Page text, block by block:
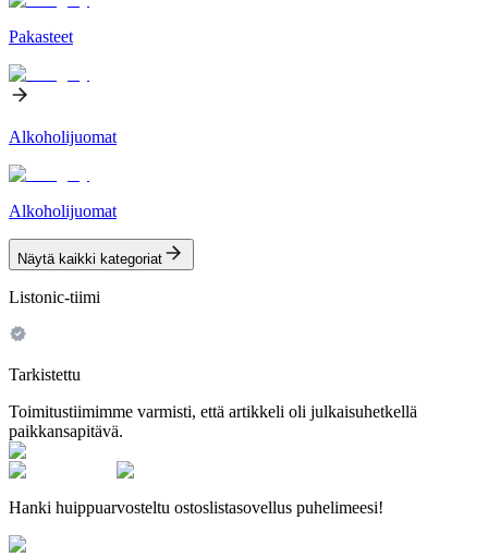
Pakasteet
Alkoholijuomat
Alkoholijuomat
Näytä kaikki kategoriat
Listonic-tiimi
Tarkistettu
Toimitustiimimme varmisti, että artikkeli oli julkaisuhetkellä
paikkansapitävä.
Hanki huippuarvosteltu ostoslistasovellus puhelimeesi!